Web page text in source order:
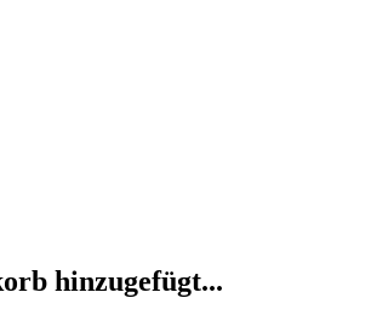
hinzugefügt...